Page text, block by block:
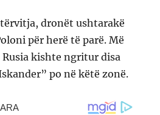
dronët ushtarakë
për herë të parë. Më
kishte ngritur disa
po në këtë zonë.